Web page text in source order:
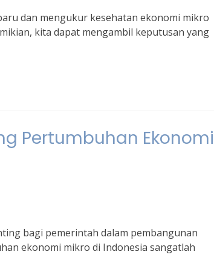
dan mengukur kesehatan ekonomi mikro
kita dapat mengambil keputusan yang
Pertumbuhan Ekonomi
bagi pemerintah dalam pembangunan
ekonomi mikro di Indonesia sangatlah